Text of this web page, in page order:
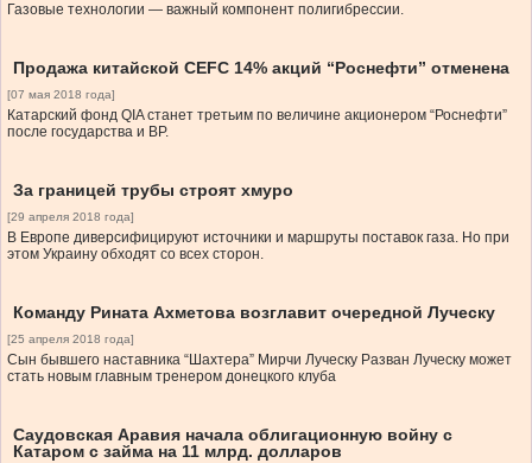
Газовые технологии — важный компонент полигибрессии.
Продажа китайской CEFC 14% акций “Роснефти” отменена
[07 мая 2018 года]
Катарский фонд QIA станет третьим по величине акционером “Роснефти”
после государства и BP.
За границей трубы строят хмуро
[29 апреля 2018 года]
В Европе диверсифицируют источники и маршруты поставок газа. Но при
этом Украину обходят со всех сторон.
Команду Рината Ахметова возглавит очередной Луческу
[25 апреля 2018 года]
Сын бывшего наставника “Шахтера” Мирчи Луческу Разван Луческу может
стать новым главным тренером донецкого клуба
Саудовская Аравия начала облигационную войну с
Катаром с займа на 11 млрд. долларов